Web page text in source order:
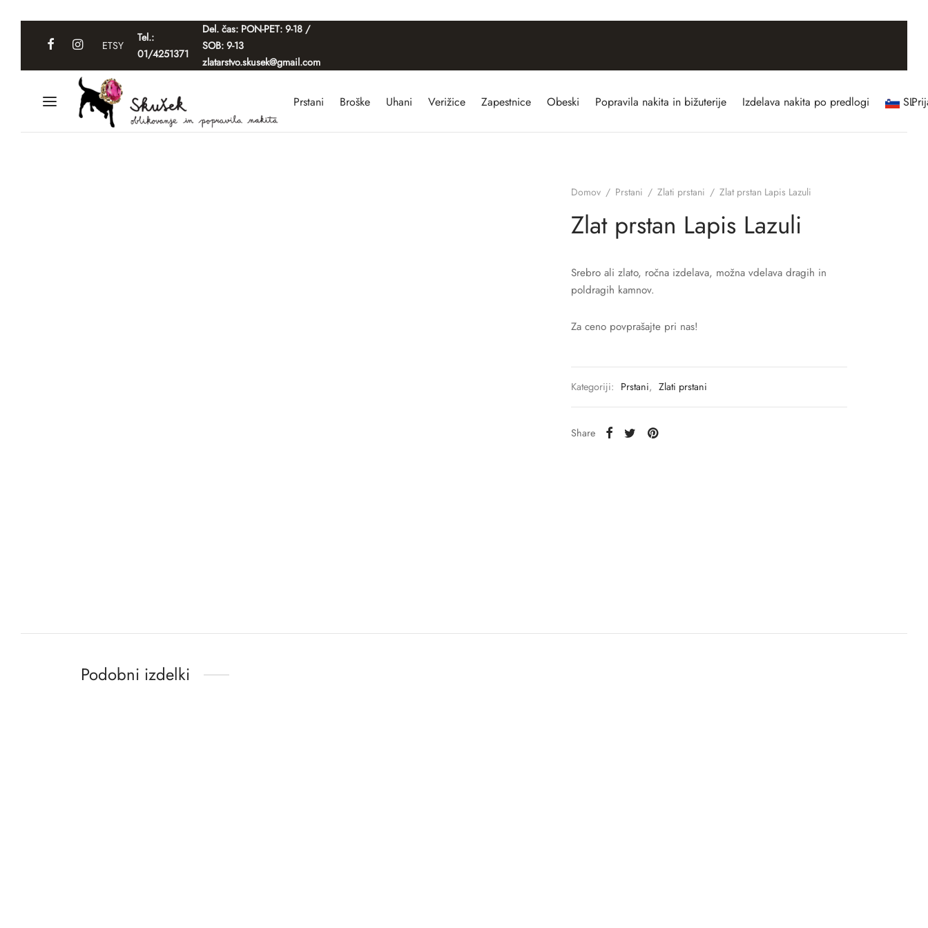
ETSY
Tel.:
01/4251371
Del. čas: PON-PET: 9-18 /
SOB: 9-13
zlatarstvo.skusek@gmail.com
Prstani Broške Uhani Verižice Zapestnice Obeski Popravila nakita in bižuterije Izdelava nakita po predlogi SL
Domov / Prstani / Zlati prstani / Zlat prstan Lapis Lazuli
Zlat prstan Lapis Lazuli
Srebro ali zlato, ročna izdelava, možna vdelava dragih in
poldragih kamnov.
Za ceno povprašajte pri nas!
Kategoriji: Prstani, Zlati prstani
Share
Podobni izdelki